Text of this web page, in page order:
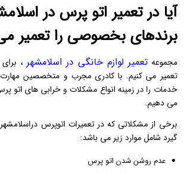
آیا در تعمیر اتو پرس در
برندهای بخصوصی را تعمیر
مجموعهتعمیر لوازم خانگی در اسلامشهر ،
تعمیر می کنیم. با کادری مجرب و متخصصین
خدمات را در زمینه انواع مشکلات و خرابی های اتو پرس
می دهیم.
برخی از مشکلاتی که در تعمیرات اتوپرس
گیرد شامل موارد زیر می باشد:
عدم روشن شدن اتو پرس